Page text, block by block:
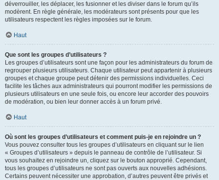
déverrouiller, les déplacer, les fusionner et les diviser dans le forum qu’ils
modèrent. En règle générale, les modérateurs sont présents pour que les
utilisateurs respectent les règles imposées sur le forum.
Haut
Que sont les groupes d’utilisateurs ?
Les groupes d’utilisateurs sont une façon pour les administrateurs du forum de
regrouper plusieurs utilisateurs. Chaque utilisateur peut appartenir à plusieurs
groupes et chaque groupe peut détenir des permissions individuelles. Ceci
facilite les tâches aux administrateurs qui pourront modifier les permissions de
plusieurs utilisateurs en une seule fois, ou encore leur accorder des pouvoirs
de modération, ou bien leur donner accès à un forum privé.
Haut
Où sont les groupes d’utilisateurs et comment puis-je en rejoindre un ?
Vous pouvez consulter tous les groupes d’utilisateurs en cliquant sur le lien
« Groupes d’utilisateurs » depuis le panneau de contrôle de l’utilisateur. Si
vous souhaitez en rejoindre un, cliquez sur le bouton approprié. Cependant,
tous les groupes d’utilisateurs ne sont pas ouverts aux nouvelles adhésions.
Certains peuvent nécessiter une approbation, d’autres peuvent être privés et